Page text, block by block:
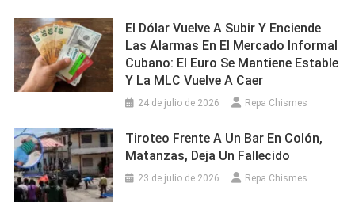
El Dólar Vuelve A Subir Y Enciende
Las Alarmas En El Mercado Informal
Cubano: El Euro Se Mantiene Estable
Y La MLC Vuelve A Caer
24 de julio de 2026 Repa Chismes
Tiroteo Frente A Un Bar En Colón,
Matanzas, Deja Un Fallecido
23 de julio de 2026 Repa Chismes